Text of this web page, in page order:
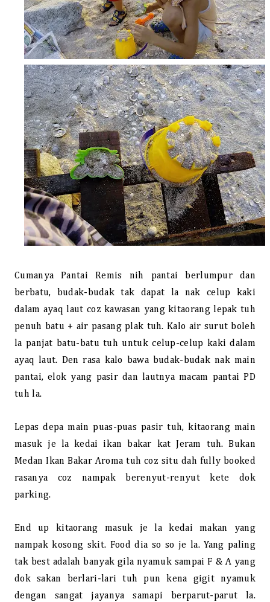
Cumanya Pantai Remis nih pantai berlumpur dan
berbatu, budak-budak tak dapat la nak celup kaki
dalam ayaq laut coz kawasan yang kitaorang lepak tuh
penuh batu + air pasang plak tuh. Kalo air surut boleh
la panjat batu-batu tuh untuk celup-celup kaki dalam
ayaq laut. Den rasa kalo bawa budak-budak nak main
pantai, elok yang pasir dan lautnya macam pantai PD
tuh la.
Lepas depa main puas-puas pasir tuh, kitaorang main
masuk je la kedai ikan bakar kat Jeram tuh. Bukan
Medan Ikan Bakar Aroma tuh coz situ dah fully booked
rasanya coz nampak berenyut-renyut kete dok
parking.
End up kitaorang masuk je la kedai makan yang
nampak kosong skit. Food dia so so je la. Yang paling
tak best adalah banyak gila nyamuk sampai F & A yang
dok sakan berlari-lari tuh pun kena gigit nyamuk
dengan sangat jayanya samapi berparut-parut la.